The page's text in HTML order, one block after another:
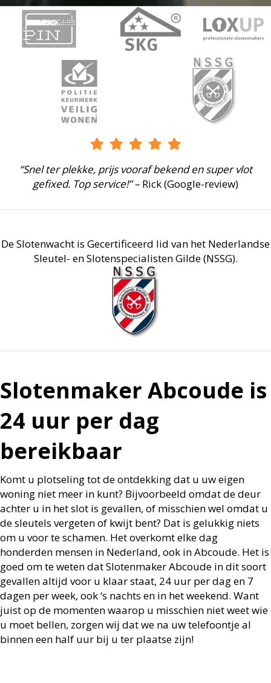
“Snel ter plekke, prijs vooraf bekend en super vlot
gefixed. Top service!” – Rick (Google-review)
De Slotenwacht is Gecertificeerd lid van het Nederlandse
Sleutel- en Slotenspecialisten Gilde (NSSG).
Slotenmaker Abcoude is
24 uur per dag
bereikbaar
Komt u plotseling tot de ontdekking dat u uw eigen
woning niet meer in kunt? Bijvoorbeeld omdat de deur
achter u in het slot is gevallen, of misschien wel omdat u
de sleutels vergeten of kwijt bent? Dat is gelukkig niets
om u voor te schamen. Het overkomt elke dag
honderden mensen in Nederland, ook in Abcoude. Het is
goed om te weten dat Slotenmaker Abcoude in dit soort
gevallen altijd voor u klaar staat, 24 uur per dag en 7
dagen per week, ook ‘s nachts en in het weekend. Want
juist op de momenten waarop u misschien niet weet wie
u moet bellen, zorgen wij dat we na uw telefoontje al
binnen een half uur bij u ter plaatse zijn!